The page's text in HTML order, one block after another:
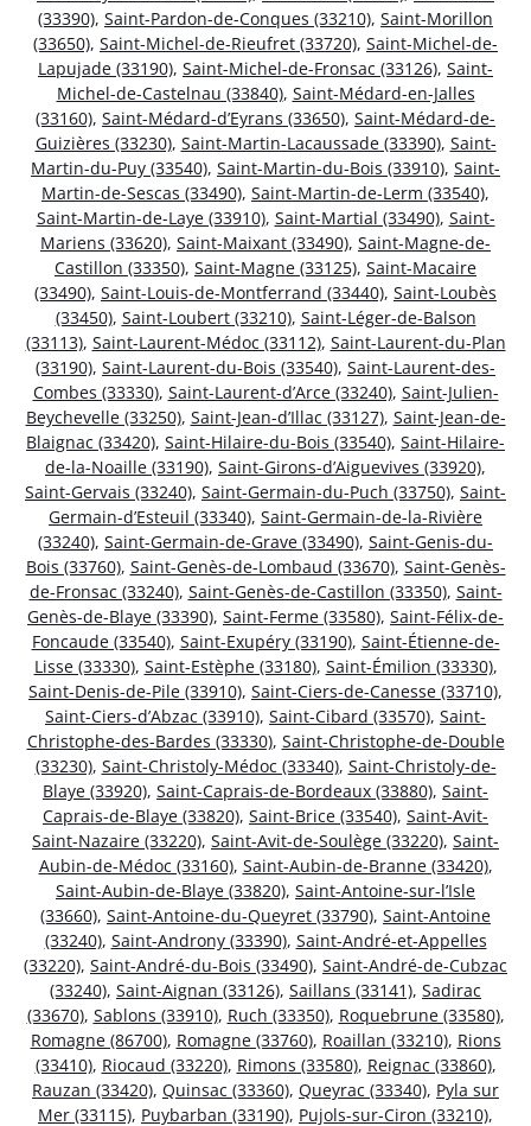
(33390), Saint-Pardon-de-Conques (33210), Saint-Morillon
(33650), Saint-Michel-de-Rieufret (33720), Saint-Michel-de-
Lapujade (33190), Saint-Michel-de-Fronsac (33126), Saint-
Michel-de-Castelnau (33840), Saint-Médard-en-Jalles
(33160), Saint-Médard-d’Eyrans (33650), Saint-Médard-de-
Guizières (33230), Saint-Martin-Lacaussade (33390), Saint-
Martin-du-Puy (33540), Saint-Martin-du-Bois (33910), Saint-
Martin-de-Sescas (33490), Saint-Martin-de-Lerm (33540),
Saint-Martin-de-Laye (33910), Saint-Martial (33490), Saint-
Mariens (33620), Saint-Maixant (33490), Saint-Magne-de-
Castillon (33350), Saint-Magne (33125), Saint-Macaire
(33490), Saint-Louis-de-Montferrand (33440), Saint-Loubès
(33450), Saint-Loubert (33210), Saint-Léger-de-Balson
(33113), Saint-Laurent-Médoc (33112), Saint-Laurent-du-Plan
(33190), Saint-Laurent-du-Bois (33540), Saint-Laurent-des-
Combes (33330), Saint-Laurent-d’Arce (33240), Saint-Julien-
Beychevelle (33250), Saint-Jean-d’Illac (33127), Saint-Jean-de-
Blaignac (33420), Saint-Hilaire-du-Bois (33540), Saint-Hilaire-
de-la-Noaille (33190), Saint-Girons-d’Aiguevives (33920),
Saint-Gervais (33240), Saint-Germain-du-Puch (33750), Saint-
Germain-d’Esteuil (33340), Saint-Germain-de-la-Rivière
(33240), Saint-Germain-de-Grave (33490), Saint-Genis-du-
Bois (33760), Saint-Genès-de-Lombaud (33670), Saint-Genès-
de-Fronsac (33240), Saint-Genès-de-Castillon (33350), Saint-
Genès-de-Blaye (33390), Saint-Ferme (33580), Saint-Félix-de-
Foncaude (33540), Saint-Exupéry (33190), Saint-Étienne-de-
Lisse (33330), Saint-Estèphe (33180), Saint-Émilion (33330),
Saint-Denis-de-Pile (33910), Saint-Ciers-de-Canesse (33710),
Saint-Ciers-d’Abzac (33910), Saint-Cibard (33570), Saint-
Christophe-des-Bardes (33330), Saint-Christophe-de-Double
(33230), Saint-Christoly-Médoc (33340), Saint-Christoly-de-
Blaye (33920), Saint-Caprais-de-Bordeaux (33880), Saint-
Caprais-de-Blaye (33820), Saint-Brice (33540), Saint-Avit-
Saint-Nazaire (33220), Saint-Avit-de-Soulège (33220), Saint-
Aubin-de-Médoc (33160), Saint-Aubin-de-Branne (33420),
Saint-Aubin-de-Blaye (33820), Saint-Antoine-sur-l’Isle
(33660), Saint-Antoine-du-Queyret (33790), Saint-Antoine
(33240), Saint-Androny (33390), Saint-André-et-Appelles
(33220), Saint-André-du-Bois (33490), Saint-André-de-Cubzac
(33240), Saint-Aignan (33126), Saillans (33141), Sadirac
(33670), Sablons (33910), Ruch (33350), Roquebrune (33580),
Romagne (86700), Romagne (33760), Roaillan (33210), Rions
(33410), Riocaud (33220), Rimons (33580), Reignac (33860),
Rauzan (33420), Quinsac (33360), Queyrac (33340), Pyla sur
Mer (33115), Puybarban (33190), Pujols-sur-Ciron (33210),